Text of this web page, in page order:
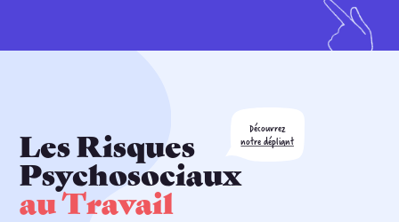
Découvrez
notre dépliant
Les Risques
Psychosociaux
au Travail